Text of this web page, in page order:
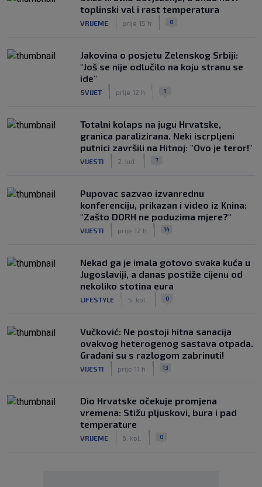
toplinski val i rast temperatura
VRIJEME prije 15 h 0
Jakovina o posjetu Zelenskog Srbiji:
"Još se nije odlučilo na koju stranu se
ide"
SVIJET prije 12 h 1
Totalni kolaps na jugu Hrvatske,
granica paralizirana. Neki iscrpljeni
putnici završili na Hitnoj: "Ovo je teror!"
VIJESTI 2. kol. 7
Pupovac sazvao izvanrednu
konferenciju, prikazan i video iz Knina:
"Zašto DORH ne poduzima mjere?"
VIJESTI prije 12 h 14
Nekad ga je imala gotovo svaka kuća u
Jugoslaviji, a danas postiže cijenu od
nekoliko stotina eura
LIFESTYLE 5. kol. 0
Vučković: Ne postoji hitna sanacija
ovakvog heterogenog sastava otpada.
Građani su s razlogom zabrinuti!
VIJESTI prije 11 h 13
Dio Hrvatske očekuje promjena
vremena: Stižu pljuskovi, bura i pad
temperature
VRIJEME 6. kol. 0